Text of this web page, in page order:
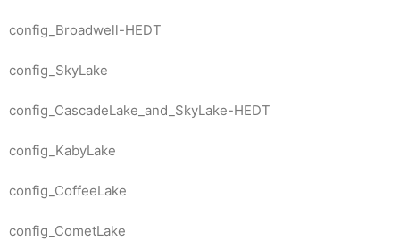
config_Broadwell-HEDT
config_SkyLake
config_CascadeLake_and_SkyLake-HEDT
config_KabyLake
config_CoffeeLake
config_CometLake